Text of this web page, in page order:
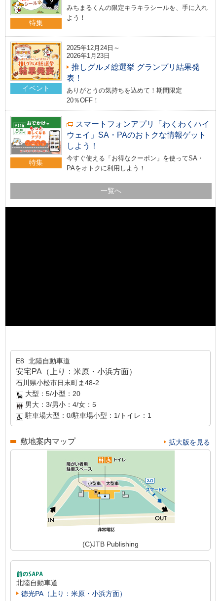
特集
みちまるくんの限定キラキラシールを、手に入れ
よう！
イベント
2025年12月24日～
2026年1月23日
推しグルメ総選挙 グランプリ結果発
表！
ありがとうの気持ちを込めて！期間限定
20％OFF！
特集
スマートフォンアプリ「わくわくハイ
ウェイ」SA・PAのおトクな情報ゲット
しよう！
今すぐ使える「お得なクーポン」を使ってSA・
PAをオトクに利用しよう！
一覧へ
E8 北陸自動車道
安宅PA（上り：米原・小浜方面）
石川県小松市日末町ま48-2
大型：5/小型：20
男大：3/男小：4/女：5
駐車場大型：0/駐車場小型：1/トイレ：1
敷地案内マップ 拡大版を見る
(C)JTB Publishing
北陸自動車道
徳光PA（上り：米原・小浜方面）